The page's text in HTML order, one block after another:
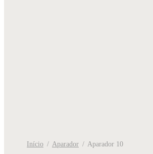
Início / Aparador / Aparador 10